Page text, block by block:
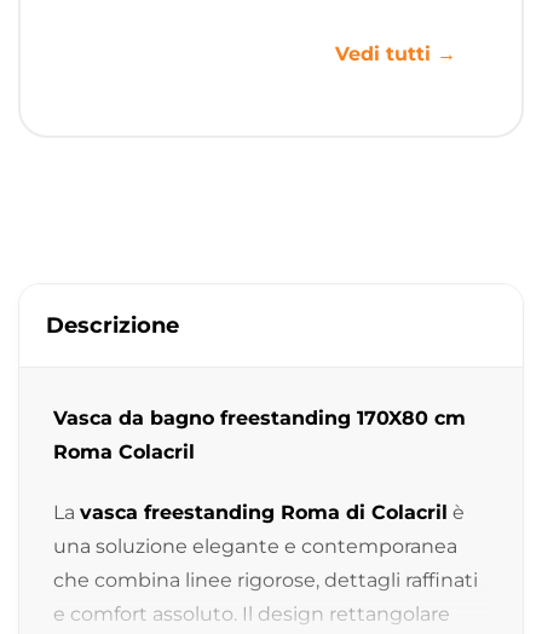
Vedi tutti →
Descrizione
Vasca da bagno freestanding 170X80 cm
Roma Colacril
La vasca freestanding Roma di Colacril è
una soluzione elegante e contemporanea
che combina linee rigorose, dettagli raffinati
e comfort assoluto. Il design rettangolare